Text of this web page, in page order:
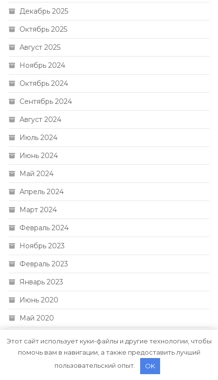
Декабрь 2025
Октябрь 2025
Август 2025
Ноябрь 2024
Октябрь 2024
Сентябрь 2024
Август 2024
Июль 2024
Июнь 2024
Май 2024
Апрель 2024
Март 2024
Февраль 2024
Ноябрь 2023
Февраль 2023
Январь 2023
Июнь 2020
Май 2020
РУБРИКИ
Этот сайт использует куки-файлы и другие технологии, чтобы
помочь вам в навигации, а также предоставить лучший
пользовательский опыт.
OK